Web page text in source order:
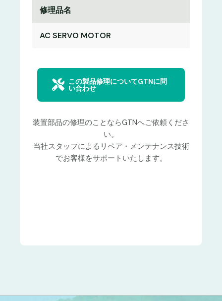
修理品名
AC SERVO MOTOR
この製品修理についてGTNに問
い合わせ
装置部品の修理のことならGTNへご依頼くださ
い。
当社スタッフによるリペア・メンテナンス技術
でお客様をサポートいたします。